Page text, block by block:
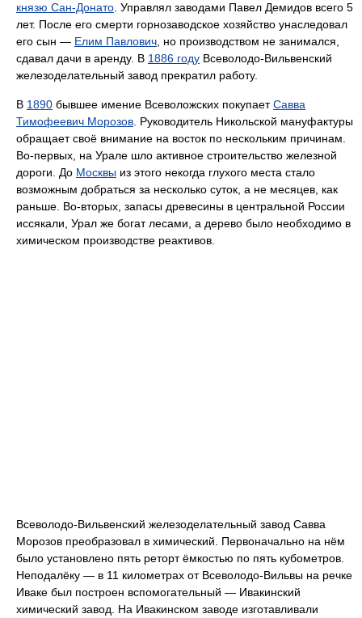
князю Сан-Донато . Управлял заводами Павел Демидов всего 5
лет. После его смерти горнозаводское хозяйство унаследовал
его сын — Елим Павлович , но производством не занимался,
сдавал дачи в аренду. В 1886 году Всеволодо-Вильвенский
железоделательный завод прекратил работу.
В 1890 бывшее имение Всеволожских покупаетСавва
Тимофеевич Морозов . Руководитель Никольской мануфактуры
обращает своё внимание на восток по нескольким причинам.
Во-первых, на Урале шло активное строительство железной
дороги. До Москвы из этого некогда глухого места стало
возможным добраться за несколько суток, а не месяцев, как
раньше. Во-вторых, запасы древесины в центральной России
иссякали, Урал же богат лесами, а дерево было необходимо в
химическом производстве реактивов.
Всеволодо-Вильвенский железоделательный завод Савва
Морозов преобразовал в химический. Первоначально на нём
было установлено пять реторт ёмкостью по пять кубометров.
Неподалёку — в 11 километрах от Всеволодо-Вильвы на речке
Иваке был построен вспомогательный — Ивакинский
химический завод. На Ивакинском заводе изготавливали